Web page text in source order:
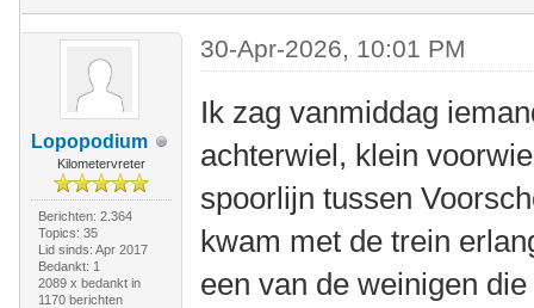
Lopopodium
Kilometervreter
Berichten: 2.364
Topics: 35
Lid sinds: Apr 2017
Bedankt: 1
2089 x bedankt in
1170 berichten
30-Apr-2026, 10:01 PM
Ik zag vanmiddag
achterwiel, klein
spoorlijn tussen
kwam met de trein
een van de weinigen